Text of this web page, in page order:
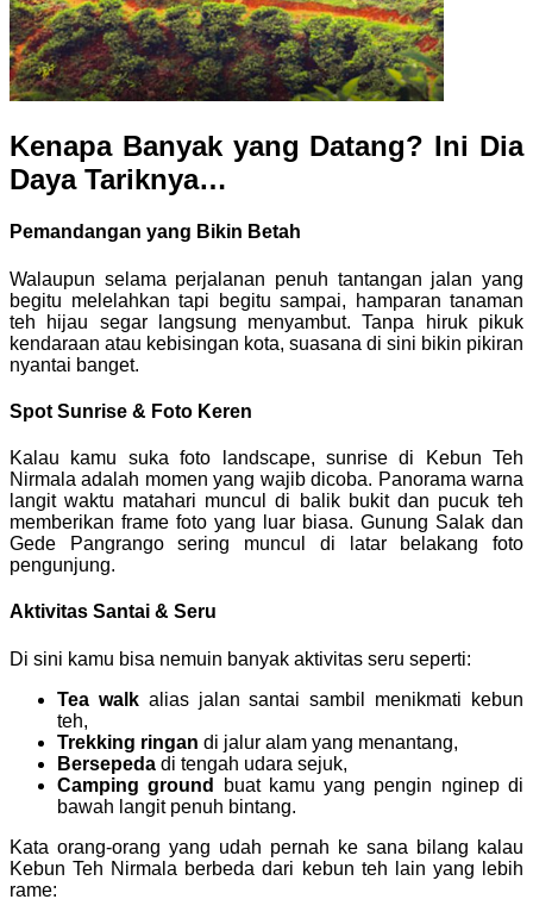
Kenapa Banyak yang Datang? Ini Dia
Daya Tariknya…
Pemandangan yang Bikin Betah
Walaupun selama perjalanan penuh tantangan jalan yang
begitu melelahkan tapi begitu sampai, hamparan tanaman
teh hijau segar langsung menyambut. Tanpa hiruk pikuk
kendaraan atau kebisingan kota, suasana di sini bikin pikiran
nyantai banget.
Spot Sunrise & Foto Keren
Kalau kamu suka foto landscape, sunrise di Kebun Teh
Nirmala adalah momen yang wajib dicoba. Panorama warna
langit waktu matahari muncul di balik bukit dan pucuk teh
memberikan frame foto yang luar biasa. Gunung Salak dan
Gede Pangrango sering muncul di latar belakang foto
pengunjung.
Aktivitas Santai & Seru
Di sini kamu bisa nemuin banyak aktivitas seru seperti:
Tea walkalias jalan santai sambil menikmati kebun
teh,
Trekking ringan di jalur alam yang menantang,
Bersepeda di tengah udara sejuk,
Camping ground
buat kamu yang pengin nginep di
bawah langit penuh bintang.
Kata orang-orang yang udah pernah ke sana bilang kalau
Kebun Teh Nirmala berbeda dari kebun teh lain yang lebih
rame: